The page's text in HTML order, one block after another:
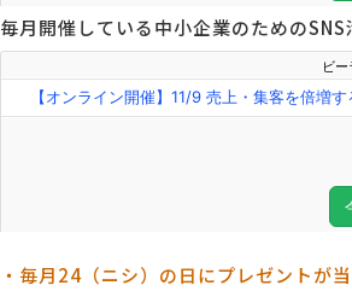
毎月開催している中小企業のための
・毎月24（ニシ）の日にプレゼントが